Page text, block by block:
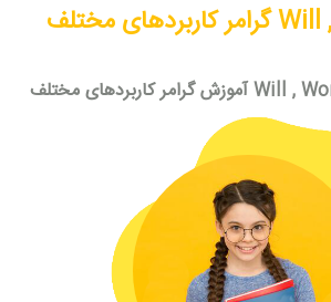
گرامر کاربردهای مختلف Will , Won’t در زبان